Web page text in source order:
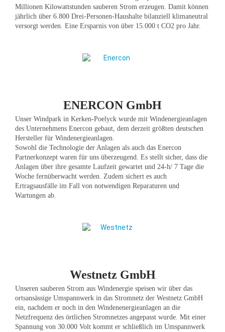
Millionen Kilowattstunden sauberen Strom erzeugen. Damit können
jährlich über 6.800 Drei-Personen-Haushalte bilanziell klimaneutral
versorgt werden. Eine Ersparnis von über 15.000 t CO2 pro Jahr.
ENERCON GmbH
Unser Windpark in Kerken-Poelyck wurde mit Windenergieanlagen
des Unternehmens Enercon gebaut, dem derzeit größten deutschen
Hersteller für Windenergieanlagen.
Sowohl die Technologie der Anlagen als auch das Enercon
Partnerkonzept waren für uns überzeugend. Es stellt sicher, dass die
Anlagen über ihre gesamte Laufzeit gewartet und 24-h/ 7 Tage die
Woche fernüberwacht werden. Zudem sichert es auch
Ertragsausfälle im Fall von notwendigen Reparaturen und
Wartungen ab.
Westnetz GmbH
Unseren sauberen Strom aus Windenergie speisen wir über das
ortsansässige Umspannwerk in das Stromnetz der Westnetz GmbH
ein, nachdem er noch in den Windenenergieanlagen an die
Netzfrequenz des örtlichen Stromnetzes angepasst wurde. Mit einer
Spannung von 30.000 Volt kommt er schließlich im Umspannwerk